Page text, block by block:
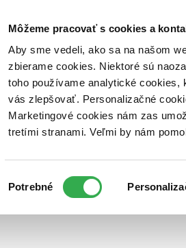
Môžeme pracovať s cookies a
Aby sme vedeli, ako sa na našom
zbierame cookies. Niektoré sú
toho používame analytické cookies,
vás zlepšovať. Personalizačné
Marketingové cookies nám zas
tretími stranami. Veľmi by nám
súhlasu
Potrebné
Poukážky Kontakt